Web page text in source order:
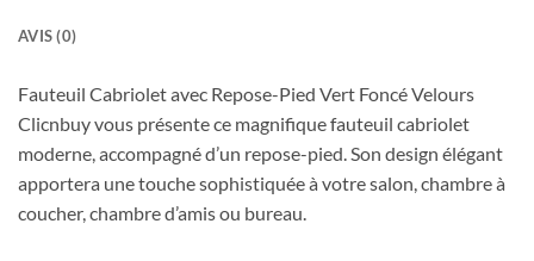
AVIS (0)
Fauteuil Cabriolet avec Repose-Pied Vert Foncé Velours
Clicnbuy vous présente ce magnifique fauteuil cabriolet
moderne, accompagné d’un repose-pied. Son design élégant
apportera une touche sophistiquée à votre salon, chambre à
coucher, chambre d’amis ou bureau.